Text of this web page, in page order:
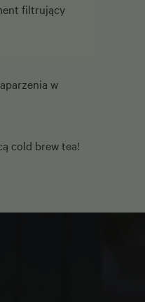
filtrujący
w
cold brew tea!